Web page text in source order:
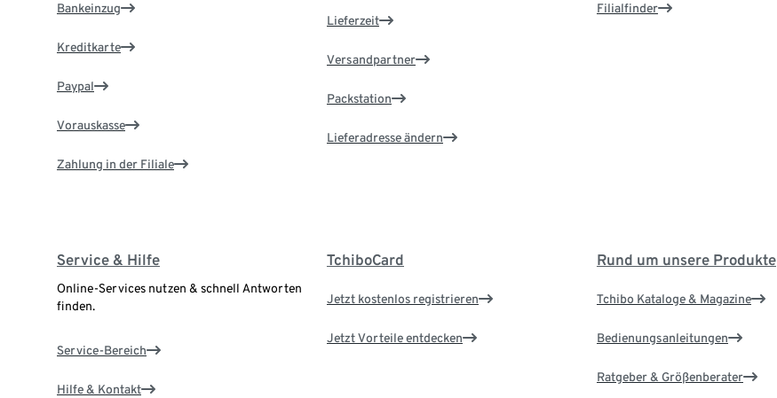
Bankeinzug
Kreditkarte
Paypal
Vorauskasse
Zahlung in der Filiale
Lieferzeit
Versandpartner
Packstation
Lieferadresse ändern
Filialfinder
Service & Hilfe
Online-Services nutzen & schnell Antworten
finden.
Service-Bereich
Hilfe & Kontakt
TchiboCard
Jetzt kostenlos registrieren
Jetzt Vorteile entdecken
Rund um unsere Produkte
Tchibo Kataloge & Magazine
Bedienungsanleitungen
Ratgeber & Größenberater